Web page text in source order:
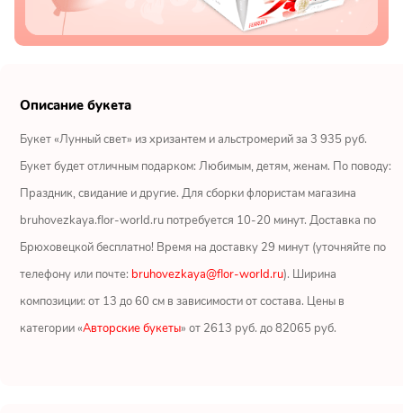
Орхидеи
Ромашки
Альстромерии
Герберы
Показать еще
Описание букета
Букет «Лунный свет» из хризантем и альстромерий за 3 935 руб.
Букет будет отличным подарком: Любимым, детям, женам. По поводу:
Праздник, свидание и другие. Для сборки флористам магазина
bruhovezkaya.flor-world.ru потребуется 10-20 минут. Доставка по
Брюховецкой бесплатно! Время на доставку 29 минут (уточняйте по
телефону или почте: bruhovezkaya@flor-world.ru). Ширина
композиции: от 13 до 60 см в зависимости от состава. Цены в
категории «Авторские букеты» от 2613 руб. до 82065 руб.